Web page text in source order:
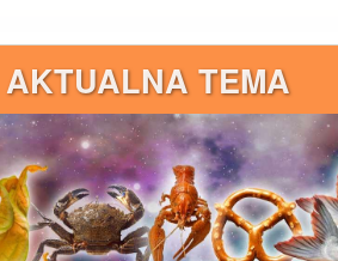
AKTUALNA TEMA